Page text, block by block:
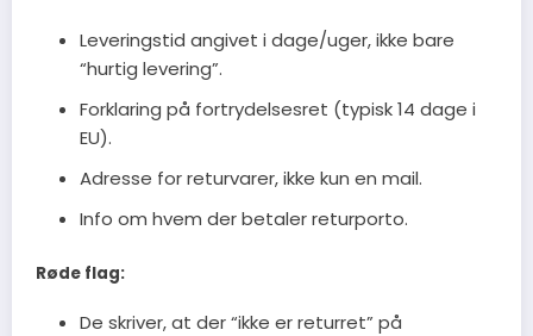
Leveringstid angivet i dage/uger, ikke bare
“hurtig levering”.
Forklaring på fortrydelsesret (typisk 14 dage i
EU).
Adresse for returvarer, ikke kun en mail.
Info om hvem der betaler returporto.
Røde flag:
De skriver, at der “ikke er returret” på